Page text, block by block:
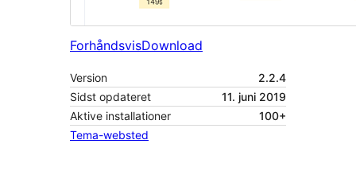
ForhåndsvisDownload
Version
2.2.4
Sidst opdateret
11. juni 2019
Aktive installationer
100+
Tema-websted